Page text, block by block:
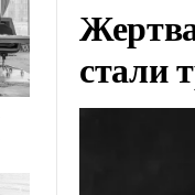
стали